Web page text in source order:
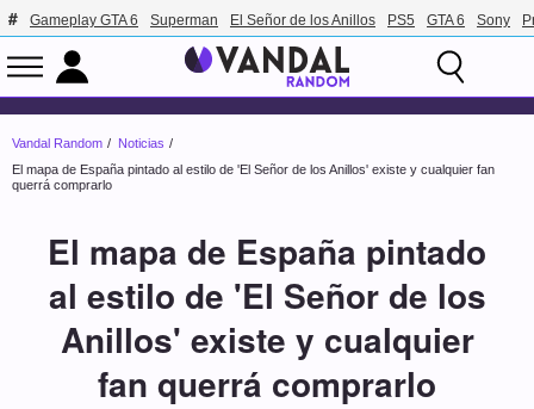
Gameplay GTA 6 Superman El Señor de los Anillos PS5 GTA 6 Sony
Vandal Random
Noticias
El mapa de España pintado al estilo de 'El Señor de los Anillos' existe y cualquier fan
querrá comprarlo
El mapa de España pintado
al estilo de 'El Señor de los
Anillos' existe y cualquier
fan querrá comprarlo